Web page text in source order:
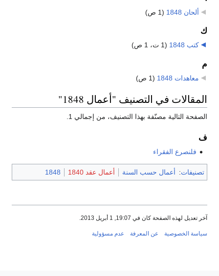
ألحان 1848 (1 ص)
ك
كتب 1848 (1 ت، 1 ص)
م
معاهدات 1848 (1 ص)
المقالات في التصنيف "أعمال 1848"
الصفحة التالية مصنّفة بهذا التصنيف، من إجمالي 1.
ف
فلنصرع الفقراء
تصنيفات: أعمال حسب السنة أعمال عقد 1840 1848
آخر تعديل لهذه الصفحة كان في 19:07, 1 أبريل 2013.
سياسة الخصوصية عن المعرفة عدم مسؤولية